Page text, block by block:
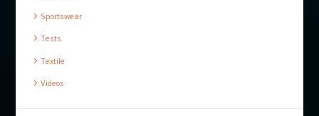
Sportswear
Tests
Textile
Videos